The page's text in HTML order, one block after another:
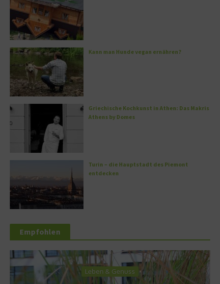
Kann man Hunde vegan ernähren?
Griechische Kochkunst in Athen: Das Makris
Athens by Domes
Turin – die Hauptstadt des Piemont
entdecken
Empfohlen
Leben & Genuss